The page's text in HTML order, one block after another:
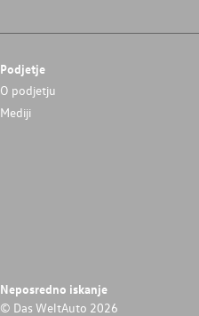
Podjetje
O podjetju
Mediji
Neposredno iskanje
© Das WeltAuto 2026